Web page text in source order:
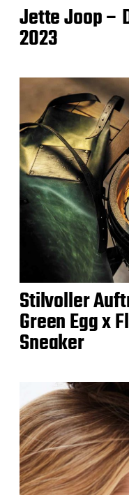
Jette Joop –
2023
Stilvoller
Green Egg x
Sneaker